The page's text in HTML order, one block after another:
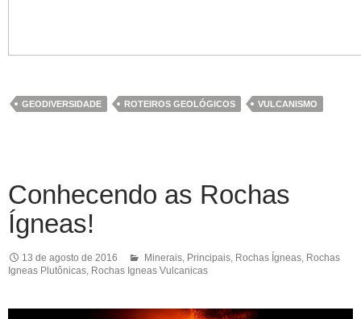
GEODIVERSIDADE ROTEIROS GEOLÓGICOS VULCANISMO
Conhecendo as Rochas
Ígneas!
13 de agosto de 2016 Minerais Principais Rochas Ígneas Rochas
Igneas Plutônicas Rochas Igneas Vulcanicas